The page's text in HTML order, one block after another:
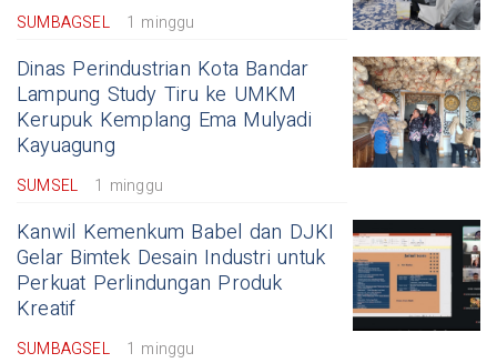
SUMBAGSEL 1 minggu
Dinas Perindustrian Kota Bandar
Lampung Study Tiru ke UMKM
Kerupuk Kemplang Ema Mulyadi
Kayuagung
SUMSEL 1 minggu
Kanwil Kemenkum Babel dan DJKI
Gelar Bimtek Desain Industri untuk
Perkuat Perlindungan Produk
Kreatif
SUMBAGSEL 1 minggu